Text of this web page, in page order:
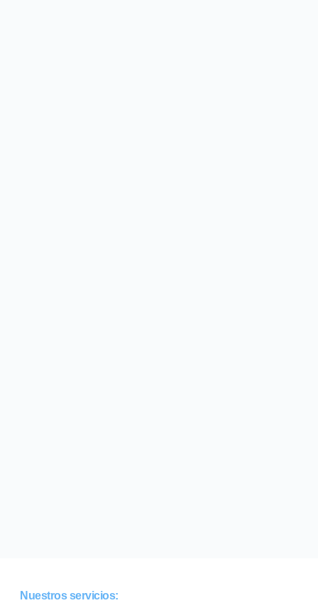
Nuestros servicios: